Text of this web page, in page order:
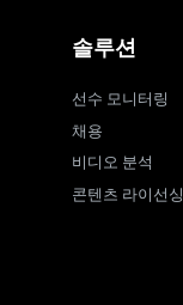
솔루션
선수 모니터링
채용
비디오 분석
콘텐츠 라이선싱